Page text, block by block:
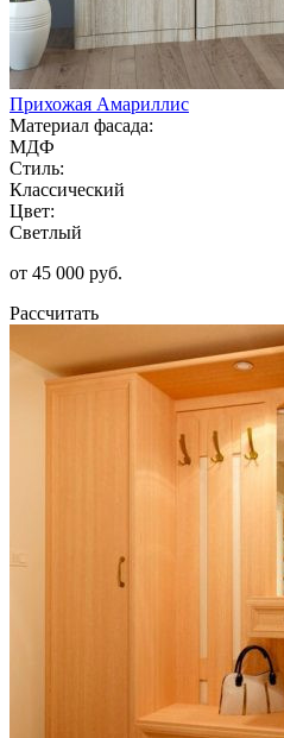
Прихожая Амариллис
Материал фасада:
МДФ
Стиль:
Классический
Цвет:
Светлый
от 45 000 руб.
Рассчитать